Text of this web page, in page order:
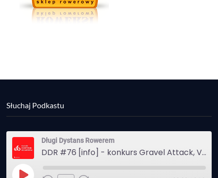
Słuchaj Podkastu
Długi Dystans Rowerem
DDR #76 [info] - konkurs Gravel Attack, Varmia Gravel, Bike Expo, Inspire India Ultra Race